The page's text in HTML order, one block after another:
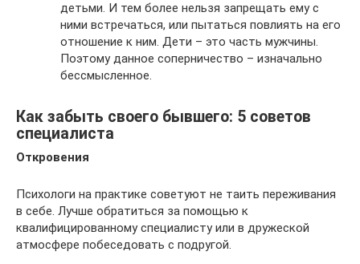
детьми. И тем более нельзя запрещать ему с
ними встречаться, или пытаться повлиять на его
отношение к ним. Дети – это часть мужчины.
Поэтому данное соперничество – изначально
бессмысленное.
Как забыть своего бывшего: 5 советов
специалиста
Откровения
Психологи на практике советуют не таить переживания
в себе. Лучше обратиться за помощью к
квалифицированному специалисту или в дружеской
атмосфере побеседовать с подругой.